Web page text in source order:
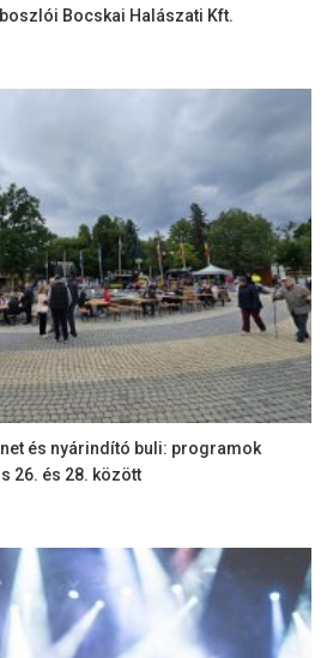
Bocskai Halászati Kft.
és nyárindító buli: programok
26. és 28. között